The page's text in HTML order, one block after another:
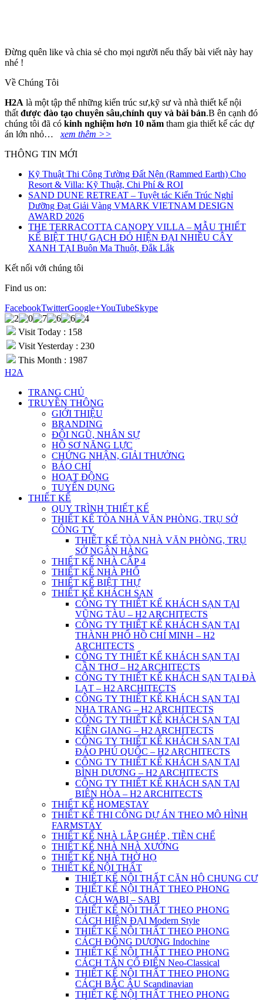
Đừng quên like và chia sẻ cho mọi người nếu thấy bài viết này hay
nhé !
Về Chúng Tôi
H2A là một tập thể những kiến trúc sư,kỹ sư và nhà thiết kế nội
thất được đào tạo chuyên sâu,chính quy và bài bản.B ên cạnh đó
chúng tôi đã có kinh nghiệm hơn 10 năm tham gia thiết kế các dự
án lớn nhỏ… xem thêm >>
THÔNG TIN MỚI
Kỹ Thuật Thi Công Tường Đất Nện (Rammed Earth) Cho
Resort & Villa: Kỹ Thuật, Chi Phí & ROI
SAND DUNE RETREAT – Tuyệt tác Kiến Trúc Nghỉ
Dưỡng Đạt Giải Vàng VMARK VIETNAM DESIGN
AWARD 2026
THE TERRACOTTA CANOPY VILLA – MẪU THIẾT
KẾ BIỆT THỰ GẠCH ĐỎ HIỆN ĐẠI NHIỀU CÂY
XANH TẠI Buôn Ma Thuột, Đắk Lắk
Kết nối với chúng tôi
Find us on:
FacebookTwitterGoogle+YouTubeSkype
Visit Today : 158
Visit Yesterday : 230
This Month : 1987
H2A
TRANG CHỦ
TRUYỀN THÔNG
GIỚI THIỆU
BRANDING
ĐỘI NGŨ, NHÂN SỰ
HỒ SƠ NĂNG LỰC
CHỨNG NHẬN, GIẢI THƯỞNG
BÁO CHÍ
HOẠT ĐỘNG
TUYỂN DỤNG
THIẾT KẾ
QUY TRÌNH THIẾT KẾ
THIẾT KẾ TÒA NHÀ VĂN PHÒNG, TRỤ SỞ
CÔNG TY
THIẾT KẾ TÒA NHÀ VĂN PHÒNG, TRỤ
SỞ NGÂN HÀNG
THIẾT KẾ NHÀ CẤP 4
THIẾT KẾ NHÀ PHỐ
THIẾT KẾ BIỆT THỰ
THIẾT KẾ KHÁCH SẠN
CÔNG TY THIẾT KẾ KHÁCH SẠN TẠI
VŨNG TÀU – H2 ARCHITECTS
CÔNG TY THIẾT KẾ KHÁCH SẠN TẠI
THÀNH PHỐ HỒ CHÍ MINH – H2
ARCHITECTS
CÔNG TY THIẾT KẾ KHÁCH SẠN TẠI
CẦN THƠ – H2 ARCHITECTS
CÔNG TY THIẾT KẾ KHÁCH SẠN TẠI ĐÀ
LẠT – H2 ARCHITECTS
CÔNG TY THIẾT KẾ KHÁCH SẠN TẠI
NHA TRANG – H2 ARCHITECTS
CÔNG TY THIẾT KẾ KHÁCH SẠN TẠI
KIÊN GIANG – H2 ARCHITECTS
CÔNG TY THIẾT KẾ KHÁCH SẠN TẠI
ĐẢO PHÚ QUỐC – H2 ARCHITECTS
CÔNG TY THIẾT KẾ KHÁCH SẠN TẠI
BÌNH DƯƠNG – H2 ARCHITECTS
CÔNG TY THIẾT KẾ KHÁCH SẠN TẠI
BIÊN HÒA – H2 ARCHITECTS
THIẾT KẾ HOMESTAY
THIẾT KẾ THI CÔNG DỰ ÁN THEO MÔ HÌNH
FARMSTAY
THIẾT KẾ NHÀ LẮP GHÉP , TIỀN CHẾ
THIẾT KẾ NHÀ NHÀ XƯỞNG
THIẾT KẾ NHÀ THỜ HỌ
THIẾT KẾ NỘI THẤT
THIẾT KẾ NỘI THẤT CĂN HỘ CHUNG CƯ
THIẾT KẾ NỘI THẤT THEO PHONG
CÁCH WABI – SABI
THIẾT KẾ NỘI THẤT THEO PHONG
CÁCH HIỆN ĐẠI Modern Style
THIẾT KẾ NỘI THẤT THEO PHONG
CÁCH ĐÔNG DƯƠNG Indochine
THIẾT KẾ NỘI THẤT THEO PHONG
CÁCH TÂN CỔ ĐIỂN Neo-Classical
THIẾT KẾ NỘI THẤT THEO PHONG
CÁCH BẮC ÂU Scandinavian
THIẾT KẾ NỘI THẤT THEO PHONG